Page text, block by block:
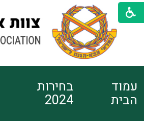
עמוד
הבית
בחירות
2024